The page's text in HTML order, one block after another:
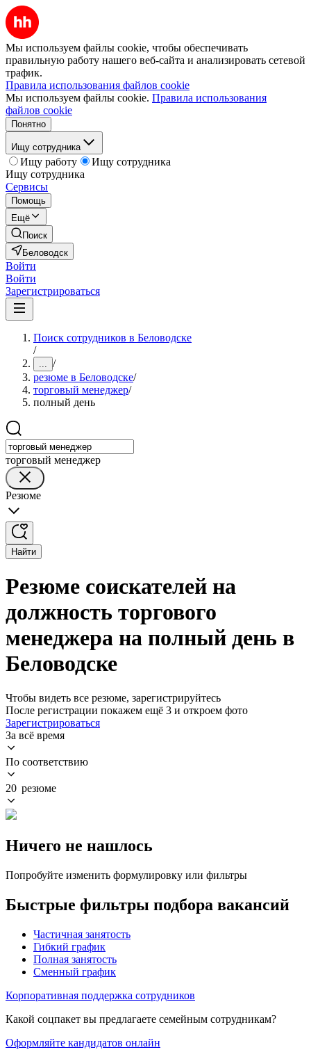
Мы используем файлы cookie, чтобы обеспечивать
правильную работу нашего веб-сайта и анализировать сетевой
трафик.
Правила использования файлов cookie
Мы используем файлы cookie. Правила использования
файлов cookie
Понятно
Ищу сотрудника
Ищу работу
Ищу сотрудника
Ищу сотрудника
Сервисы
Помощь
Ещё
Поиск
Беловодск
Войти
Войти
Зарегистрироваться
Поиск сотрудников в Беловодске
/
... /
резюме в Беловодске/
торговый менеджер/
полный день
торговый менеджер
Резюме
Найти
Резюме соискателей на
должность торгового
менеджера на полный день в
Беловодске
Чтобы видеть все резюме, зарегистрируйтесь
После регистрации покажем ещё 3 и откроем фото
Зарегистрироваться
За всё время
По соответствию
20 резюме
Ничего не нашлось
Попробуйте изменить формулировку или фильтры
Быстрые фильтры подбора вакансий
Частичная занятость
Гибкий график
Полная занятость
Сменный график
Корпоративная поддержка сотрудников
Какой соцпакет вы предлагаете семейным сотрудникам?
Оформляйте кандидатов онлайн